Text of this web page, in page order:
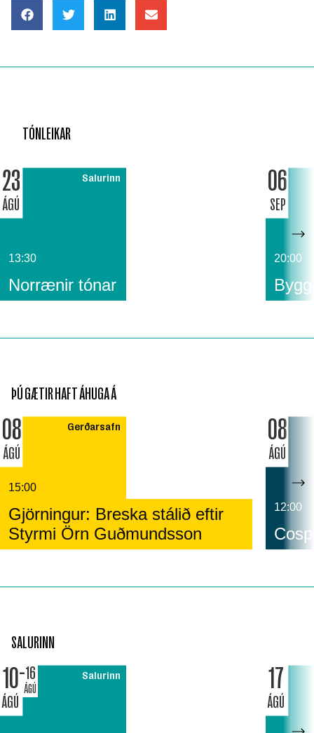
TÓNLEIKAR
23
ÁGÚ
Salurinn
13:30
Norrænir tónar
06
SEP
20:00
ÞÚ GÆTIR HAFT ÁHUGA Á
08
ÁGÚ
Gerðarsafn
15:00
Gjörningur: Breska stálið eftir
Styrmi Örn Guðmundsson
08
ÁGÚ
12:00
SALURINN
10
ÁGÚ
16
ÁGÚ
Salurinn 17
ÁGÚ